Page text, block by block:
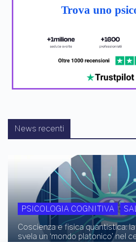
Trova uno
News recenti
PSICOLOGIA COGNITIVA
Coscienza e fisica quantistica:
svela un ‘mondo platonico’ nel